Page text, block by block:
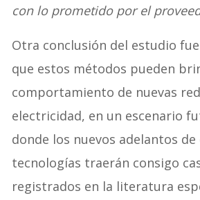
con lo prometido por el
Otra conclusión del estudio
que estos métodos pueden
comportamiento de nuevas
electricidad, en un escenario
donde los nuevos adelantos de
tecnologías traerán consigo
registrados en la literatura